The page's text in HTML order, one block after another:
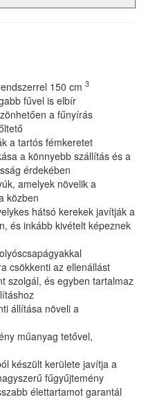
150 cm 3
fűvel is elbír
a fűnyírás
a tartós fémkeretet
a könnyebb szállítás és a
érdekében
amelyek növelik a
közben
hátsó kerekek javítják a
és inkább kivételt képeznek
csökkenti az ellenállást
szolgál, és egyben tartalmaz
állítása növeli a
műanyag tetővel,
készült kerülete javítja a
fűgyűjtemény
élettartamot garantál